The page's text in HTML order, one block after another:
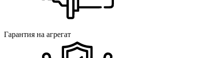
Гарантия на агрегат